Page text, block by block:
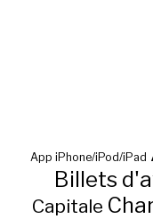
App iPhone/iPod/iPad
Billets
Capitale